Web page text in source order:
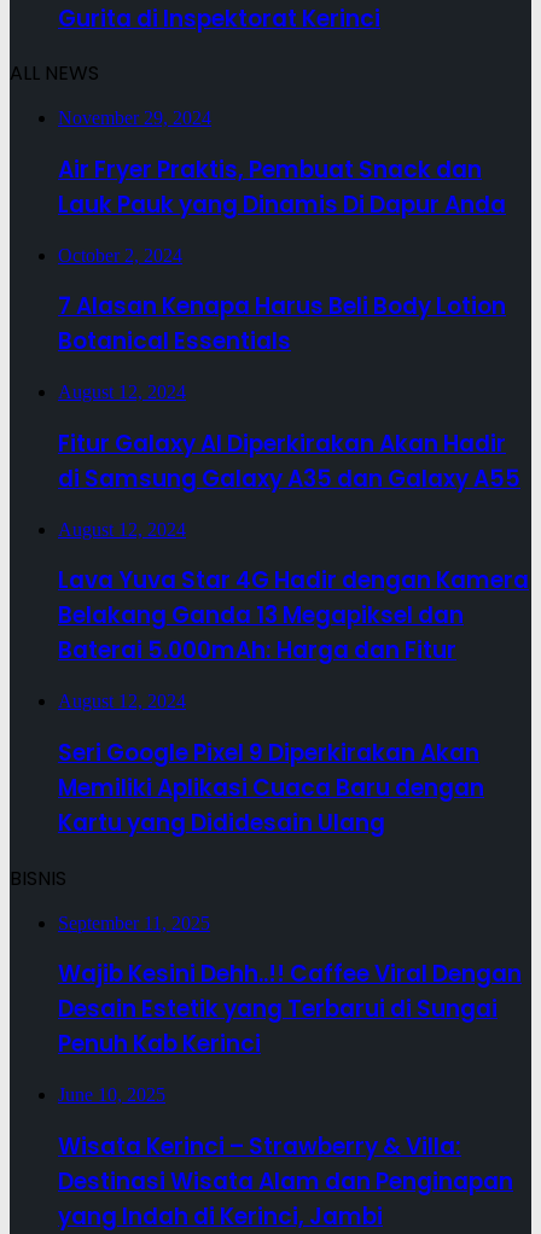
Gurita di Inspektorat Kerinci
ALL NEWS
November 29, 2024
Air Fryer Praktis, Pembuat Snack dan
Lauk Pauk yang Dinamis Di Dapur Anda
October 2, 2024
7 Alasan Kenapa Harus Beli Body Lotion
Botanical Essentials
August 12, 2024
Fitur Galaxy AI Diperkirakan Akan Hadir
di Samsung Galaxy A35 dan Galaxy A55
August 12, 2024
Lava Yuva Star 4G Hadir dengan Kamera
Belakang Ganda 13 Megapiksel dan
Baterai 5.000mAh: Harga dan Fitur
August 12, 2024
Seri Google Pixel 9 Diperkirakan Akan
Memiliki Aplikasi Cuaca Baru dengan
Kartu yang Dididesain Ulang
BISNIS
September 11, 2025
Wajib Kesini Dehh..!! Caffee Viral Dengan
Desain Estetik yang Terbarui di Sungai
Penuh Kab Kerinci
June 10, 2025
Wisata Kerinci – Strawberry & Villa:
Destinasi Wisata Alam dan Penginapan
yang Indah di Kerinci, Jambi